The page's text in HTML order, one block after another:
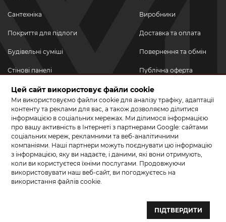
Сантехніка
Покриття для підлоги
Будівельні суміші
Стінові панелі
Новинки
Акційні товари
Акції/Знижки
Виробники
Доставка та оплата
Повернення та обмін
Публічна оферта
Політика
конфіденційності
ПРИЄДНУЙТЕСЬ ДО НАС У СОЦМЕРЕЖАХ
Створення сайту та розробка сайтів — веб–студія ”Бренд–A“
Цей сайт використовує файли cookie
Ми використовуємо файли cookie для аналізу трафіку, адаптації
контенту та реклами для вас, а також дозволяємо ділитися
інформацією в соціальних мережах. Ми ділимося інформацією
про вашу активність в Інтернеті з партнерами Google: сайтами
соціальних мереж, рекламними та веб-аналітичними
компаніями. Наші партнери можуть поєднувати цю інформацію
з інформацією, яку ви надаєте, і даними, які вони отримують,
коли ви користуєтеся їхніми послугами. Продовжуючи
використовувати наш веб-сайт, ви погоджуєтесь на
використання файлів cookie.
ПІДТВЕРДИТИ